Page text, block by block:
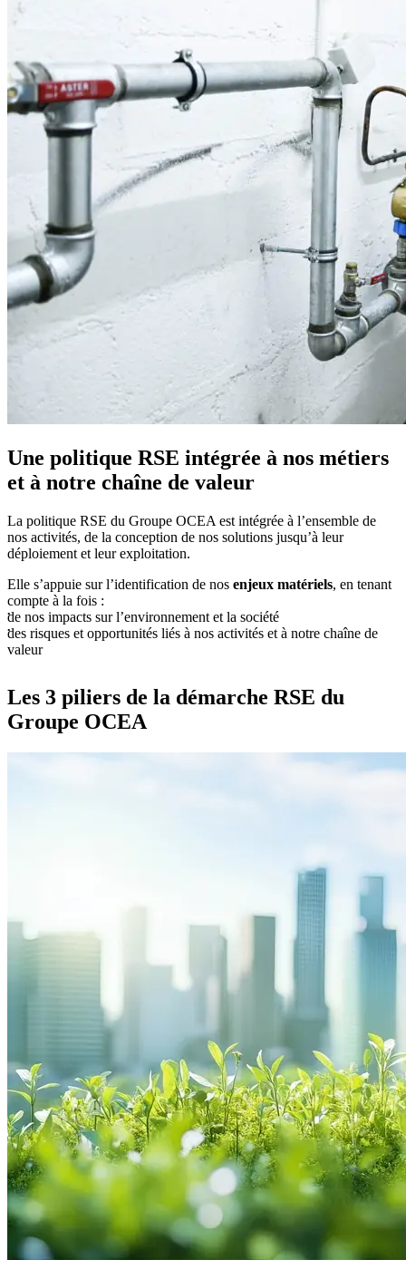
Une politique RSE intégrée à nos métiers
et à notre chaîne de valeur
La politique RSE du Groupe OCEA est intégrée à l’ensemble de
nos activités, de la conception de nos solutions jusqu’à leur
déploiement et leur exploitation.
Elle s’appuie sur l’identification de nos enjeux matériels, en tenant
compte à la fois :
de nos impacts sur l’environnement et la société
des risques et opportunités liés à nos activités et à notre chaîne de
valeur
Les 3 piliers de la démarche RSE du
Groupe OCEA